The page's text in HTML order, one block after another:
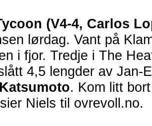
(V4-4, Carlos
lørdag. Vant på
i fjor. Tredje i The
4,5 lengder av Jan-
Katsumoto. Kom litt
Niels til ovrevoll.no.